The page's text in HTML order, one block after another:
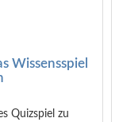
Wissensspiel
Quizspiel zu